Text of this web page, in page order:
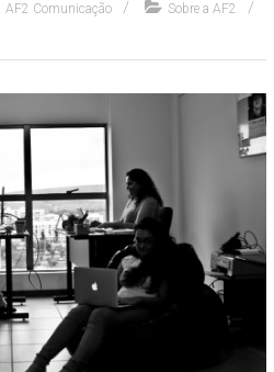
AF2 Comunicação Sobre a AF2